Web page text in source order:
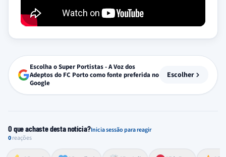
Escolha o Super Portistas - A Voz dos
Adeptos do FC Porto como fonte preferida no
Google
Escolher
O que achaste desta notícia?Inicia sessão para reagir
0reações
Esforço, determinação, aprovação forte
Lealdade, amor clubístico, sentimento profundo
Impressionante, chocante, de grande impacto
Reação de desespero, raiva, frustração ou espanto extremo
Excelência, destaque, o melhor